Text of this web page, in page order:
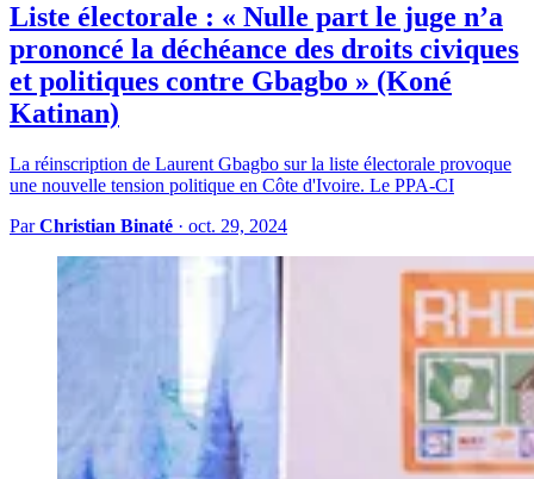
Liste électorale : « Nulle part le juge n’a
prononcé la déchéance des droits civiques
et politiques contre Gbagbo » (Koné
Katinan)
La réinscription de Laurent Gbagbo sur la liste électorale provoque
une nouvelle tension politique en Côte d'Ivoire. Le PPA-CI
ParChristian Binaté · oct. 29, 2024